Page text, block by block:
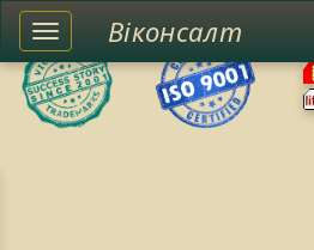
Toggle
left
sidebar
Віконсалт